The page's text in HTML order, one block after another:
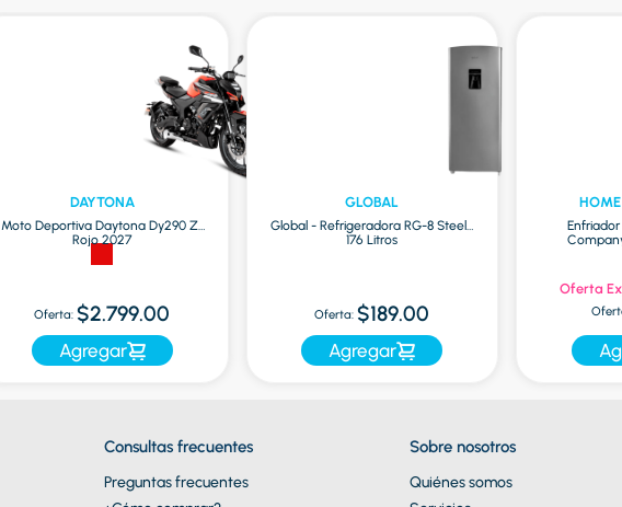
DAYTONA
Moto Deportiva Daytona Dy290 Zr
Rojo 2027
Oferta: $2.799.00
Agregar
GLOBAL
Global - Refrigeradora RG-8 Steel |
176 Litros
Oferta: $189.00
Agregar
Oferta
Consultas frecuentes
Preguntas frecuentes
Sobre nosotros
Quiénes somos